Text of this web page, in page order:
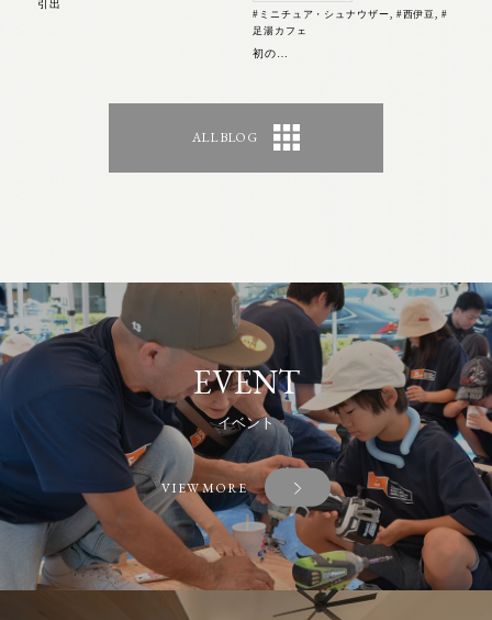
引出
#ミニチュア・シュナウザー, #西伊豆,#
足湯カフェ
初の…
ALL BLOG
EVENT
イベント
VIEW MORE